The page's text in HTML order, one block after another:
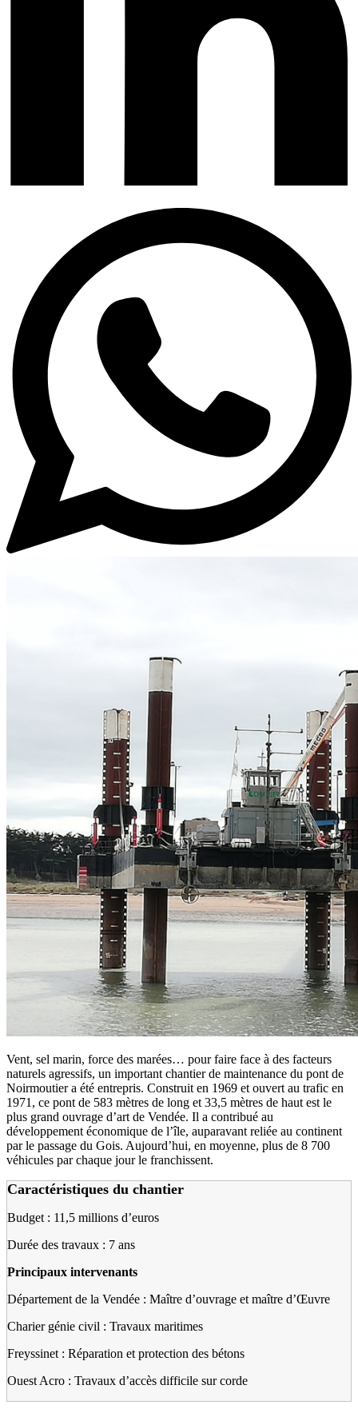
Vent, sel marin, force des marées… pour faire face à des facteurs
naturels agressifs, un important chantier de maintenance du pont de
Noirmoutier a été entrepris. Construit en 1969 et ouvert au trafic en
1971, ce pont de 583 mètres de long et 33,5 mètres de haut est le
plus grand ouvrage d’art de Vendée. Il a contribué au
développement économique de l’île, auparavant reliée au continent
par le passage du Gois. Aujourd’hui, en moyenne, plus de 8 700
véhicules par chaque jour le franchissent.
Caractéristiques du chantier
Budget : 11,5 millions d’euros
Durée des travaux : 7 ans
Principaux intervenants
Département de la Vendée : Maître d’ouvrage et maître d’Œuvre
Charier génie civil : Travaux maritimes
Freyssinet : Réparation et protection des bétons
Ouest Acro : Travaux d’accès difficile sur corde